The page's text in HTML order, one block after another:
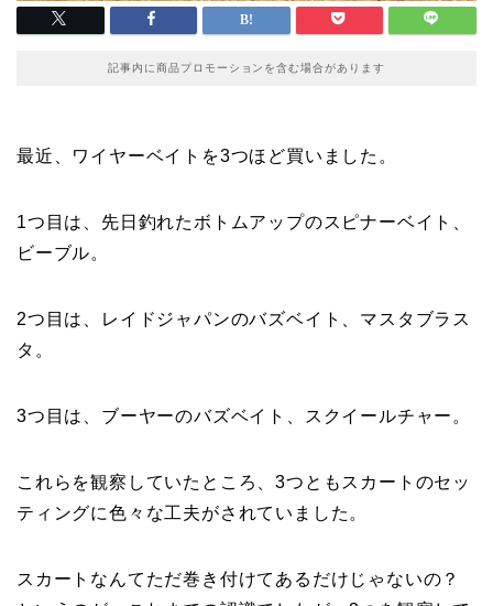
記事内に商品プロモーションを含む場合があります
最近、ワイヤーベイトを3つほど買いました。
1つ目は、先日釣れたボトムアップのスピナーベイト、
ビーブル。
2つ目は、レイドジャパンのバズベイト、マスタブラス
タ。
3つ目は、ブーヤーのバズベイト、スクイールチャー。
これらを観察していたところ、3つともスカートのセッ
ティングに色々な工夫がされていました。
スカートなんてただ巻き付けてあるだけじゃないの？